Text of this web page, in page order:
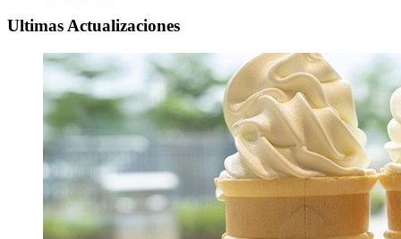
Ultimas Actualizaciones